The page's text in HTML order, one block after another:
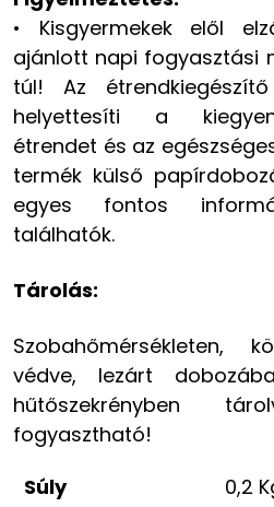
• Kisgyermekek elől
ajánlott napi fogyasztási
túl! Az
helyettesíti a
étrendet és az
termék külső
egyes fontos
találhatók.
Tárolás:
Szobahőmérsékleten,
védve, lezárt
hűtőszekrényben
fogyasztható!
Súly
0,2